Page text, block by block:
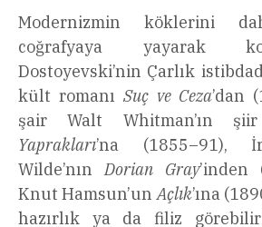
Modernizmin köklerini
coğrafyaya yayarak
Dostoyevski’nin Çarlık
kült romanı Suç ve Ceza’dan
şair Walt Whitman’ın
Yaprakları’na (1855–91),
Wilde’nın Dorian Gray’inden
Knut Hamsun’un Açlık’ına
hazırlık ya da filiz